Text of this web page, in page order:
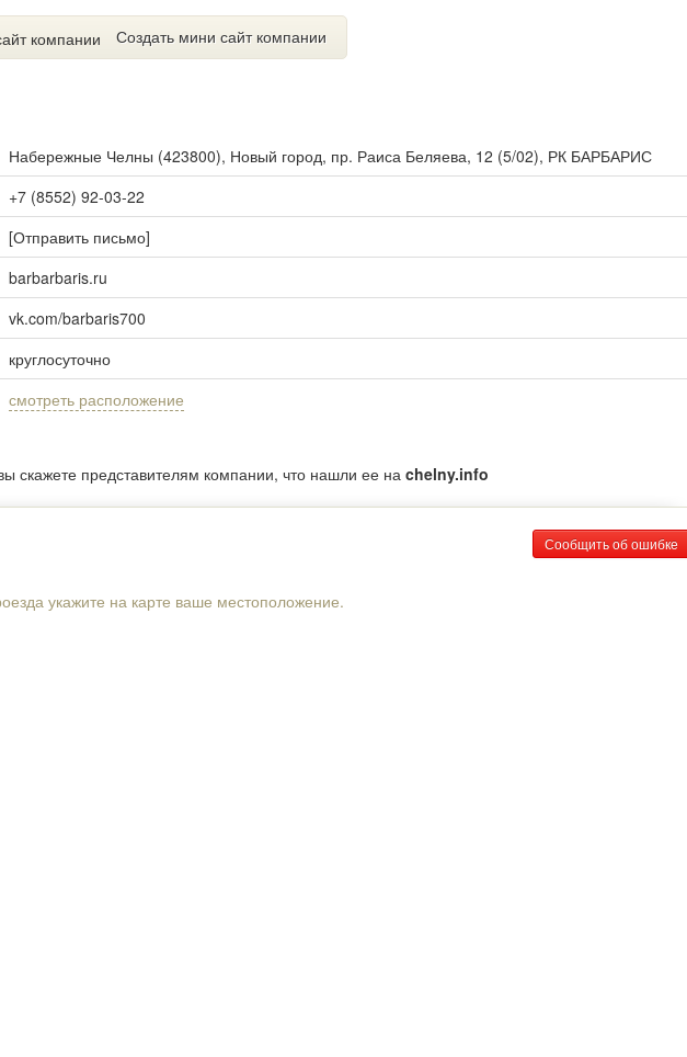
Создать мини сайт компании
Набережные Челны (423800), Новый город, пр. Раиса Беляева, 12 (5/02), РК БАРБАРИС
+7 (8552) 92-03-22
[Отправить письмо]
barbarbaris.ru
vk.com/barbaris700
круглосуточно
смотреть расположение
скажете представителям компании, что нашли ее на chelny.info
Сообщить об ошибке
укажите на карте ваше местоположение.